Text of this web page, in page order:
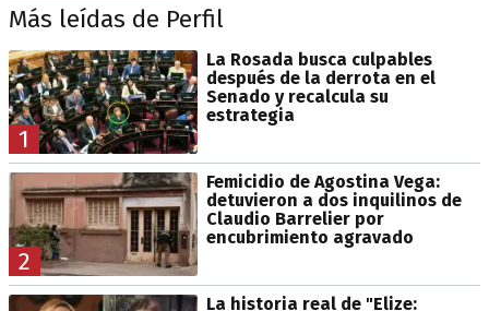
Más leídas de Perfil
1
La Rosada busca culpables
después de la derrota en el
Senado y recalcula su
estrategia
2
Femicidio de Agostina Vega:
detuvieron a dos inquilinos de
Claudio Barrelier por
encubrimiento agravado
La historia real de "Elize: